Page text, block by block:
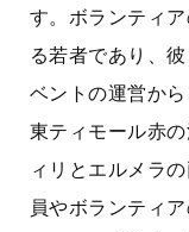
す。ボランティ
る若者であり、
ベントの運営か
東ティモール赤
ィリとエルメラ
員やボランティ